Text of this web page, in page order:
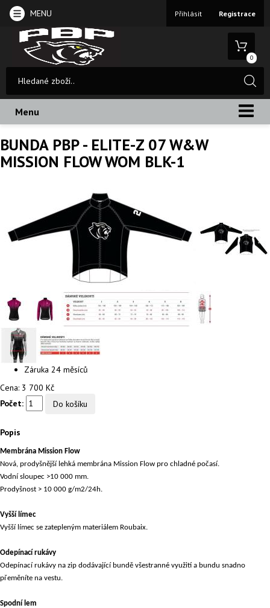
MENU Přihlásit Registrace
0
Menu
BUNDA PBP - ELITE-Z 07 W&W
MISSION FLOW WOM BLK-1
Záruka 24 měsíců
Cena: 3 700 Kč
Počet:
Popis
Membrána Mission Flow
Nová, prodyšnější lehká membrána Mission Flow pro chladné počasí.
Vodní sloupec >10 000 mm.
Prodyšnost > 10 000 g/m2/24h.
Vyšší límec
Vyšší límec se zatepleným materiálem Roubaix.
Odepínací rukávy
Odepínací rukávy na zip dodávající bundě všestranné využití a bundu snadno
přeměníte na vestu.
Spodní lem